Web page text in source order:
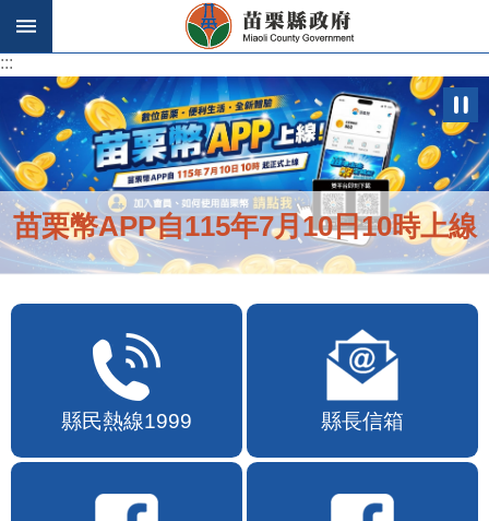
跳到主要內容區塊
:::
苗栗幣APP自115年7月10日10時上線
縣民熱線1999 縣長信箱